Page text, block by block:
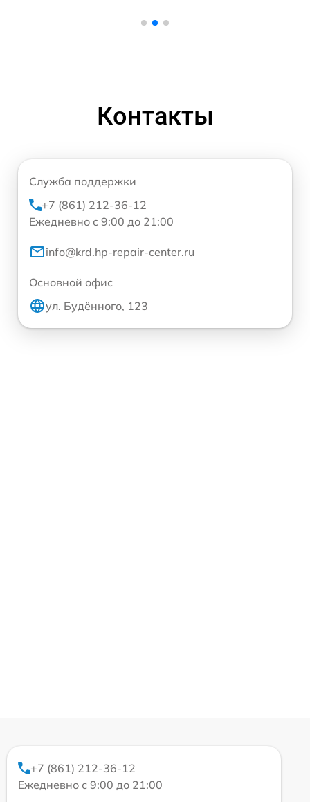
Контакты
Служба поддержки
+7 (861) 212-36-12
Ежедневно с 9:00 до 21:00
info@krd.hp-repair-center.ru
Основной офис
ул. Будённого, 123
+7 (861) 212-36-12
Ежедневно с 9:00 до 21:00